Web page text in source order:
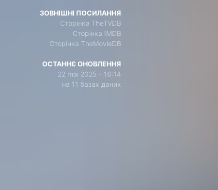
ЗОВНІШНІ ПОСИЛАННЯ
Сторінка TheTVDB
Сторінка IMDB
Сторінка TheMovieDB
ОСТАННЄ ОНОВЛЕННЯ
22 mai 2025 - 16:14
на 11 базах даних